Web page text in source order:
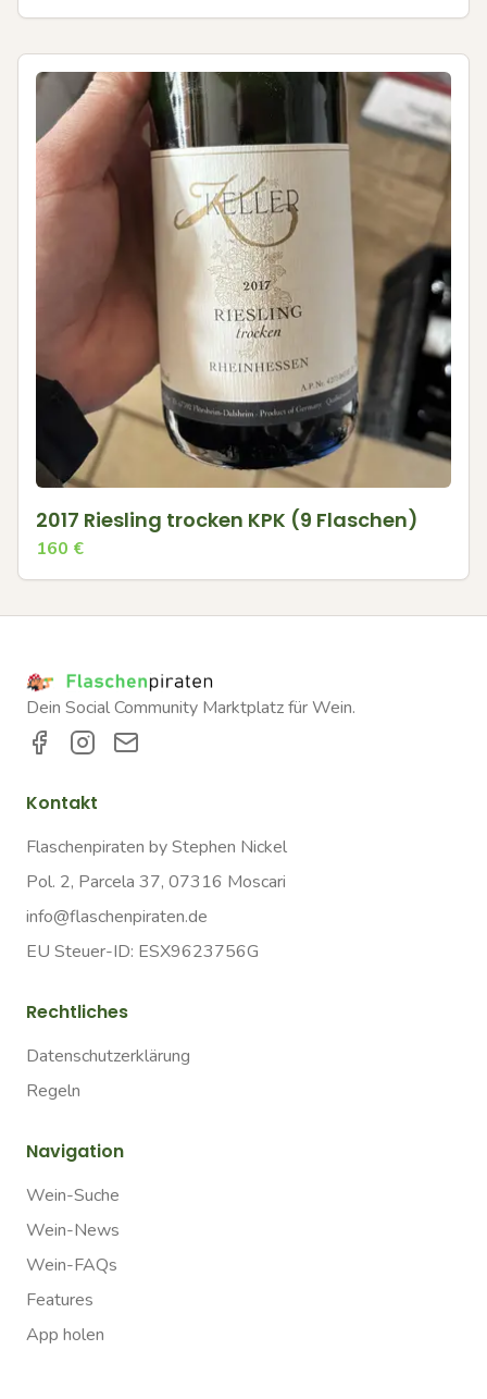
2017 Riesling trocken KPK (9 Flaschen)
160 €
Dein Social Community Marktplatz für Wein.
Kontakt
Flaschenpiraten by Stephen Nickel
Pol. 2, Parcela 37, 07316 Moscari
info@flaschenpiraten.de
EU Steuer-ID: ESX9623756G
Rechtliches
Datenschutzerklärung
Regeln
Navigation
Wein-Suche
Wein-News
Wein-FAQs
Features
App holen